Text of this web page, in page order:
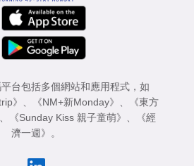
台包括多個網站和應用程式，如
》 《NM+新Monday》
《東方
《Sunday Kiss 親子童萌》
《經
濟一週》
。